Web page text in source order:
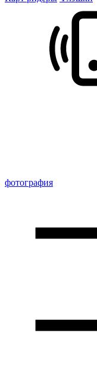
фотография